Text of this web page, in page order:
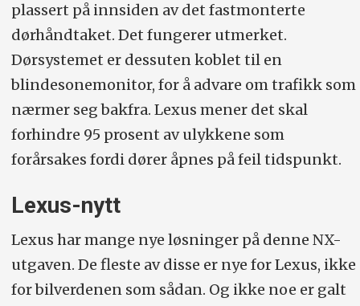
plassert på innsiden av det fastmonterte
dørhåndtaket. Det fungerer utmerket.
Dørsystemet er dessuten koblet til en
blindesonemonitor, for å advare om trafikk som
nærmer seg bakfra. Lexus mener det skal
forhindre 95 prosent av ulykkene som
forårsakes fordi dører åpnes på feil tidspunkt.
Lexus-nytt
Lexus har mange nye løsninger på denne NX-
utgaven. De fleste av disse er nye for Lexus, ikke
for bilverdenen som sådan. Og ikke noe er galt